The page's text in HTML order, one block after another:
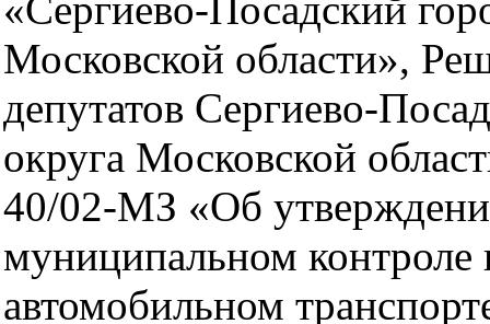
Московской области»,
депутатов Сергиево-
округа Московской
40/02-МЗ «Об
муниципальном контроле
автомобильном